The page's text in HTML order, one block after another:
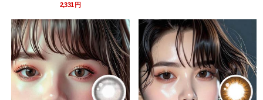
2,331 円